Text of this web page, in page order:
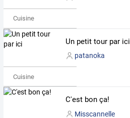
Cuisine
Un petit tour par ici
patanoka
Cuisine
C'est bon ça!
Misscannelle